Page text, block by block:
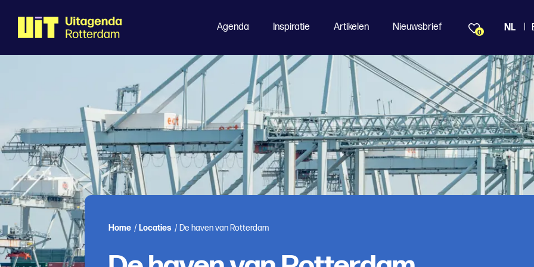
Agenda Inspiratie Artikelen Nieuwsbrief 0 NL
Home / Locaties / De haven van Rotterdam